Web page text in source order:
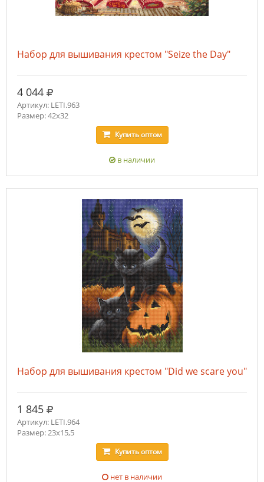
Набор для вышивания крестом "Seize the Day"
4 044 руб.
Артикул: LETI.963
Размер: 42x32
Купитьоптом
в наличии
Набор для вышивания крестом "Did we scare you"
1 845 руб.
Артикул: LETI.964
Размер: 23x15,5
Купитьоптом
нет в наличии